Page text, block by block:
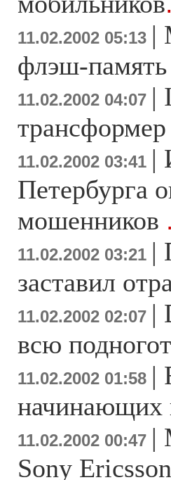
11.02.2002 05:13 |
флэш-память
11.02.2002 04:07 |
трансформер
11.02.2002 03:41 |
Петербурга
мошенников
11.02.2002 03:21 |
заставил
11.02.2002 02:07 |
всю
11.02.2002 01:58 |
начинающих
11.02.2002 00:47 |
Sony Ericsson